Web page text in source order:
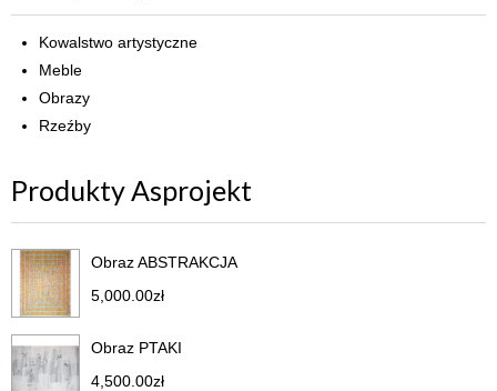
Kowalstwo artystyczne
Meble
Obrazy
Rzeźby
Produkty Asprojekt
Obraz ABSTRAKCJA
5,000.00zł
Obraz PTAKI
4,500.00zł